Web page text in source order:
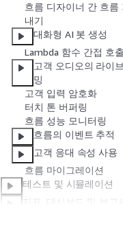
흐름 디자이너 간 흐름
내기
대화형 AI 봇 생성
Lambda 함수 간접 호출
고객 오디오의 라이
밍
고객 입력 암호화
터치 톤 버퍼링
흐름 성능 모니터링
흐름의 이벤트 추적
고객 응대 속성 사용
흐름 마이그레이션
테스트 및 시뮬레이션
지표, 대시보드 및 보고서